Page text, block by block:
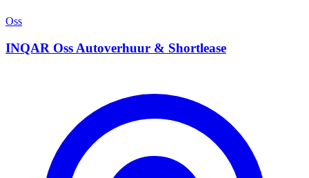
Oss
INQAR Oss Autoverhuur & Shortlease